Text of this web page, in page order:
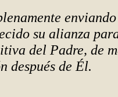
su alianza
del Padre, de
después de Él.